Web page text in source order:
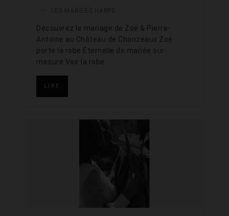
Découvrez le mariage de Zoé & Pierre-
Antoine au Château de Chanzeaux Zoé
porte la robe Éternelle de mariée sur-
mesure Voir la robe
LIRE